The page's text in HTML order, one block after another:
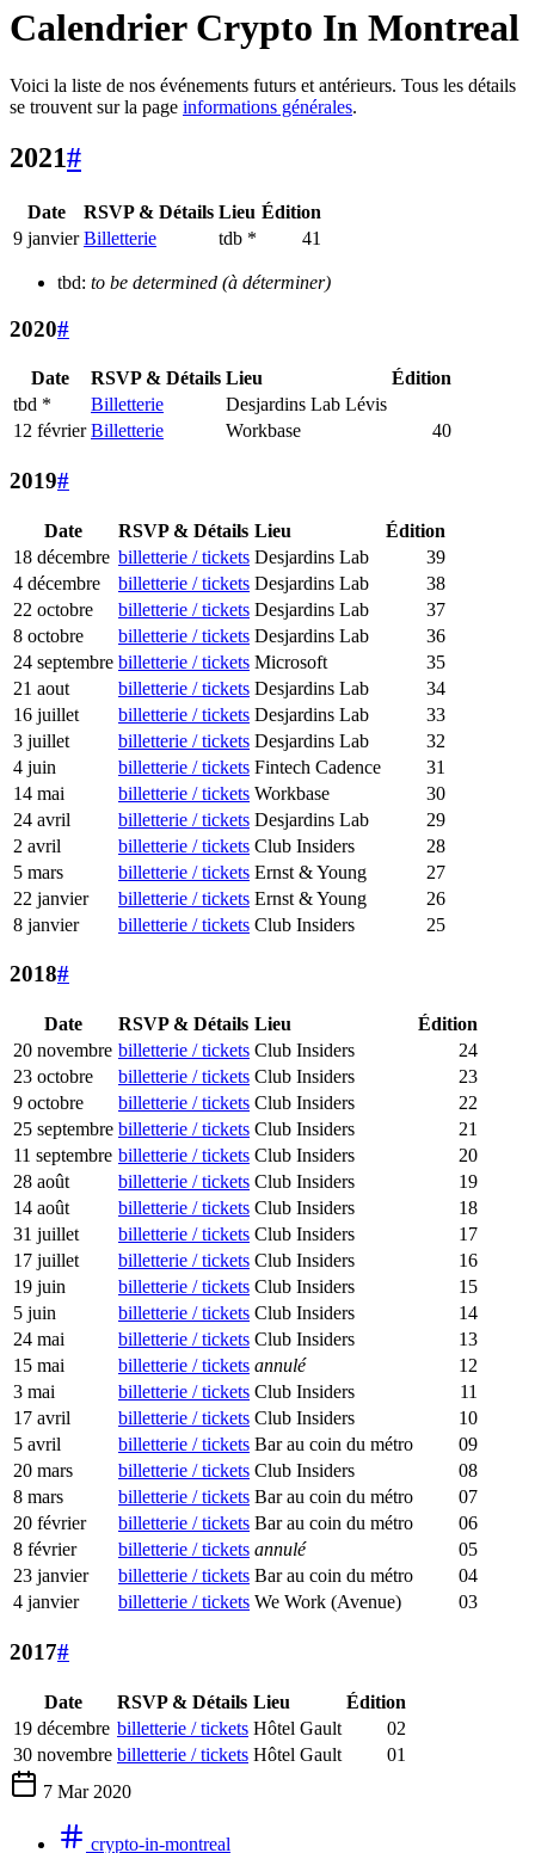
Calendrier Crypto In Montreal
Voici la liste de nos événements futurs et antérieurs. Tous les détails
se trouvent sur la page informations générales.
2021#
Date RSVP & Détails Lieu Édition
9 janvier Billetterie tdb * 41
tbd: to be determined (à déterminer)
2020#
Date RSVP & Détails Lieu
Édition
tbd *
Billetterie
Desjardins Lab Lévis
12 février Billetterie Workbase 40
2019#
Date RSVP & Détails Lieu
Édition
18 décembre billetterie / tickets Desjardins Lab
39
4 décembre
billetterie / tickets Desjardins Lab
38
22 octobre
billetterie / tickets Desjardins Lab
37
8 octobre
billetterie / tickets Desjardins Lab
36
24 septembre billetterie / tickets Microsoft
35
21 aout
billetterie / tickets Desjardins Lab
34
16 juillet
billetterie / tickets Desjardins Lab
33
3 juillet
billetterie / tickets Desjardins Lab
32
4 juin
billetterie / tickets Fintech Cadence
31
14 mai
billetterie / tickets Workbase
30
24 avril
billetterie / tickets Desjardins Lab
29
2 avril
billetterie / tickets Club Insiders
28
5 mars
billetterie / tickets Ernst & Young
27
22 janvier
billetterie / tickets Ernst & Young
26
8 janvier
billetterie / tickets Club Insiders 25
2018#
Date RSVP & Détails Lieu
Édition
20 novembre billetterie / tickets Club Insiders
24
23 octobre
billetterie / tickets Club Insiders
23
9 octobre
billetterie / tickets Club Insiders
22
25 septembre billetterie / tickets Club Insiders
21
11 septembre billetterie / tickets Club Insiders
20
28 août
billetterie / tickets Club Insiders
19
14 août
billetterie / tickets Club Insiders
18
31 juillet
billetterie / tickets Club Insiders
17
17 juillet
billetterie / tickets Club Insiders
16
19 juin
billetterie / tickets Club Insiders
15
5 juin
billetterie / tickets Club Insiders
14
24 mai
billetterie / tickets Club Insiders
13
15 mai
billetterie / tickets annulé
12
3 mai
billetterie / tickets Club Insiders
11
17 avril
billetterie / tickets Club Insiders
10
5 avril
billetterie / tickets Bar au coin du métro
09
20 mars
billetterie / tickets Club Insiders
08
8 mars
billetterie / tickets Bar au coin du métro
07
20 février
billetterie / tickets Bar au coin du métro
06
8 février
billetterie / tickets annulé
05
23 janvier
billetterie / tickets Bar au coin du métro
04
4 janvier
billetterie / tickets We Work (Avenue) 03
2017#
Date RSVP & Détails Lieu
Édition
19 décembre billetterie / tickets Hôtel Gault
02
30 novembre billetterie / tickets Hôtel Gault
01
7 Mar 2020
crypto-in-montreal